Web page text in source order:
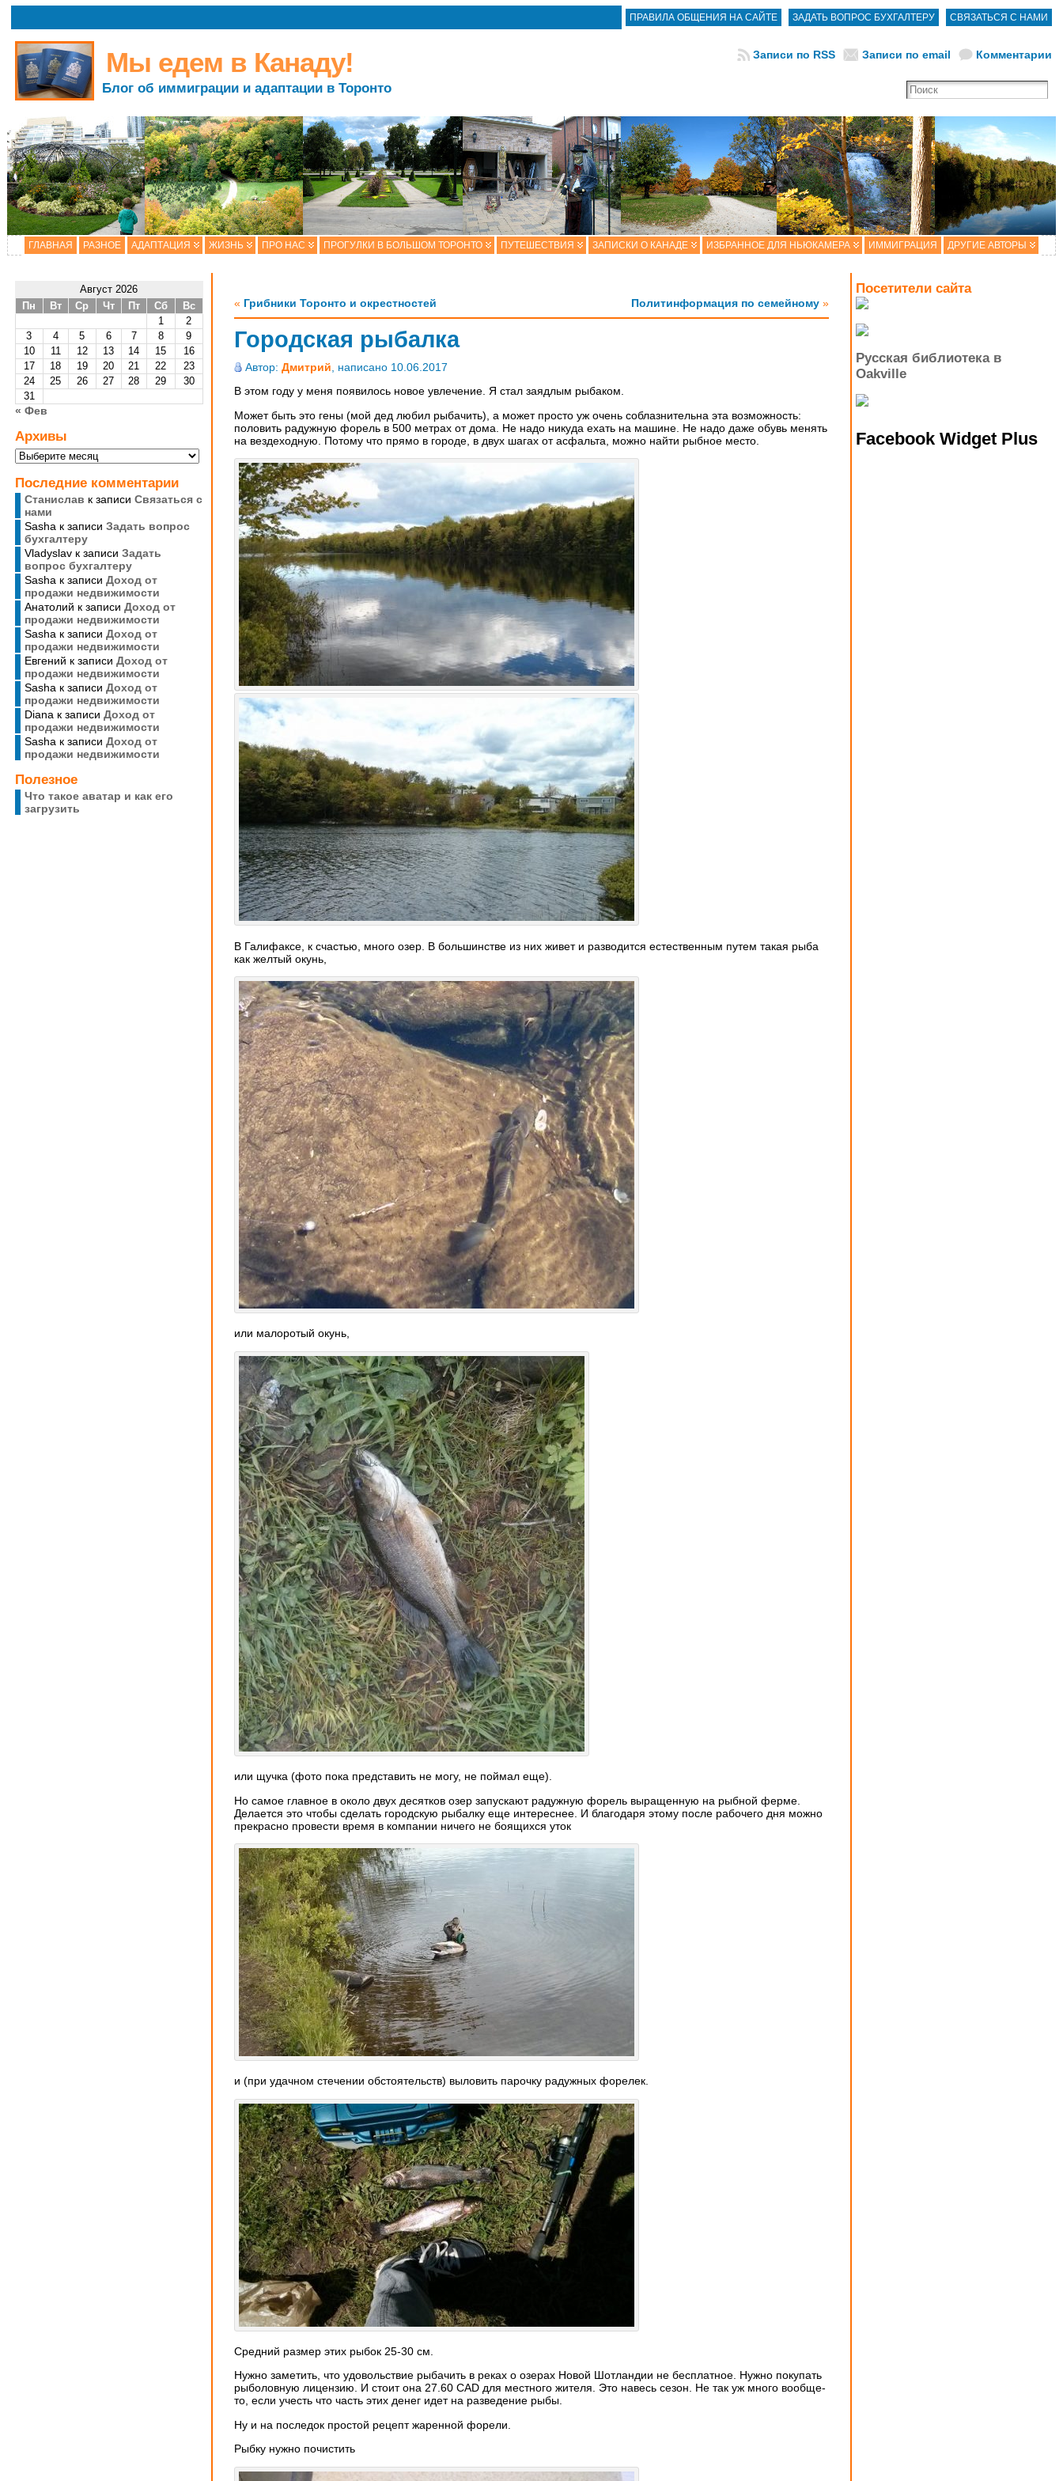
CВЯЗАТЬСЯ С НАМИ
ЗАДАТЬ ВОПРОС БУХГАЛТЕРУ
ПРАВИЛА ОБЩЕНИЯ НА САЙТЕ
Мы едем в Канаду!
Блог об иммиграции и адаптации в Торонто
Комментарии
Записи по email
Записи по RSS
ГЛАВНАЯ РАЗНОЕ АДАПТАЦИЯ ЖИЗНЬ ПРО НАС ПРОГУЛКИ В БОЛЬШОМ ТОРОНТО ПУТЕШЕСТВИЯ ЗАПИСКИ О КАНАДЕ ИЗБРАННОЕ ДЛЯ НЬЮКАМЕРА ИММИГРАЦИЯ ДРУГИЕ АВТОРЫ
Август 2026
Пн
Вт Ср Чт Пт Сб
Вс
1
2
3
4 5 6 7 8
9
10
11 12 13 14 15
16
17
18 19 20 21 22
23
24
25 26 27 28 29
30
31
« Фев
Архивы
Архивы
Последние комментарии
Станислав к записи Cвязаться с
нами
Sasha к записи Задать вопрос
бухгалтеру
Vladyslavк записи Задать
вопрос бухгалтеру
Sasha к записи Доход от
продажи недвижимости
Анатолий к записи Доход от
продажи недвижимости
Sasha к записи Доход от
продажи недвижимости
Евгений к записи Доход от
продажи недвижимости
Sasha к записи Доход от
продажи недвижимости
Diana к записи Доход от
продажи недвижимости
Sasha к записи Доход от
продажи недвижимости
Полезное
Что такое аватар и как его
загрузить
« Грибники Торонто и окрестностей Политинформация по семейному»
Городская рыбалка
Автор: Дмитрий , написано 10.06.2017
В этом году у меня появилось новое увлечение. Я стал заядлым рыбаком.
Может быть это гены (мой дед любил рыбачить), а может просто уж очень соблазнительна эта возможность:
половить радужную форель в 500 метрах от дома. Не надо никуда ехать на машине. Не надо даже обувь менять
на вездеходную. Потому что прямо в городе, в двух шагах от асфальта, можно найти рыбное место.
В Галифаксе, к счастью, много озер. В большинстве из них живет и разводится естественным путем такая рыба
как желтый окунь,
или малоротый окунь,
или щучка (фото пока представить не могу, не поймал еще).
Но самое главное в около двух десятков озер запускают радужную форель выращенную на рыбной ферме.
Делается это чтобы сделать городскую рыбалку еще интереснее. И благодаря этому после рабочего дня можно
прекрасно провести время в компании ничего не боящихся уток
и (при удачном стечении обстоятельств) выловить парочку радужных форелек.
Средний размер этих рыбок 25-30 см.
Нужно заметить, что удовольствие рыбачить в реках о озерах Новой Шотландии не бесплатное. Нужно покупать
рыболовную лицензию. И стоит она 27.60 CAD для местного жителя. Это навесь сезон. Не так уж много вообще-
то, если учесть что часть этих денег идет на разведение рыбы.
Ну и на последок простой рецепт жаренной форели.
Рыбку нужно почистить
Посетители сайта
Русская библиотека в
Oakville
Facebook Widget Plus